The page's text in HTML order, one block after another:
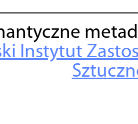
Instytut